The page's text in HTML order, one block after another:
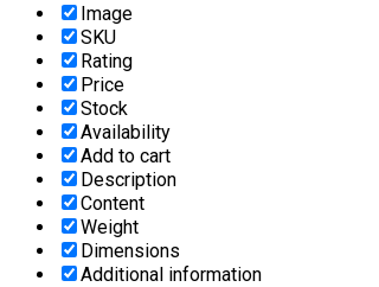
Image
SKU
Rating
Price
Stock
Availability
Add to cart
Description
Content
Weight
Dimensions
Additional information